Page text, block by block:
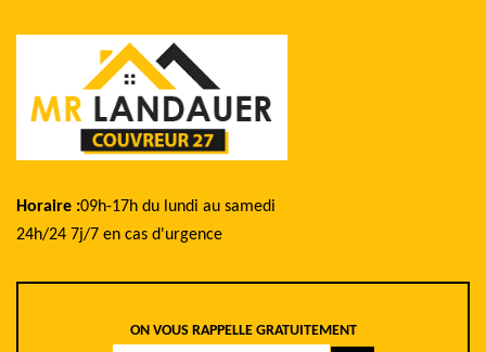
Horaire :09h-17h du lundi au samedi
24h/24 7j/7 en cas d'urgence
ON VOUS RAPPELLE GRATUITEMENT